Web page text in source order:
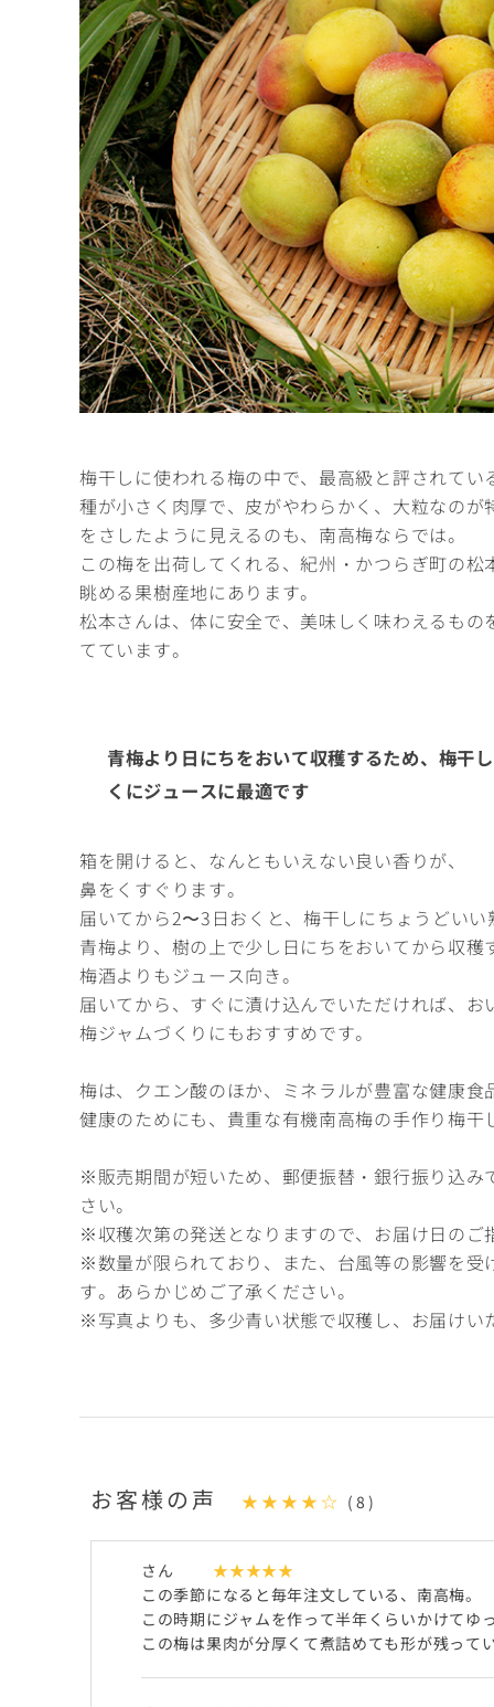
梅干しに使われる梅の中で、最高級と評されてい
種が小さく肉厚で、皮がやわらかく、大粒なの
をさしたように見えるのも、南高梅ならでは。
この梅を出荷してくれる、紀州・かつらぎ町の
眺める果樹産地にあります。
松本さんは、体に安全で、美味しく味わえるも
てています。
青梅より日にちをおいて収穫するため、梅
くにジュースに最適です
箱を開けると、なんともいえない良い香りが、
鼻をくすぐります。
届いてから2〜3日おくと、梅干しにちょうどい
青梅より、樹の上で少し日にちをおいてから収
梅酒よりもジュース向き。
届いてから、すぐに漬け込んでいただければ、
梅ジャムづくりにもおすすめです。
梅は、クエン酸のほか、ミネラルが豊富な健康食
健康のためにも、貴重な有機南高梅の手作り梅干
※販売期間が短いため、郵便振替・銀行振り込
さい。
※収穫次第の発送となりますので、お届け日のご
※数量が限られており、また、台風等の影響を
す。あらかじめご了承ください。
※写真よりも、多少青い状態で収穫し、お届けい
お客様の声 ★★★★☆ (8)
さん
★★★★★
この季節になると毎年注文している、南高梅。
この時期にジャムを作って半年くらいかけてゆ
この梅は果肉が分厚くて煮詰めても形が残っ